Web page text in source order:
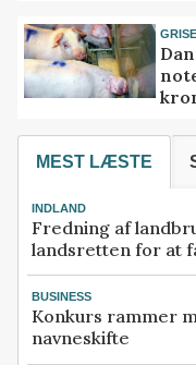
GRISE
MEST LÆSTE
INDLAND
Fredning af
landsretten for at
BUSINESS
Konkurs rammer
navneskifte